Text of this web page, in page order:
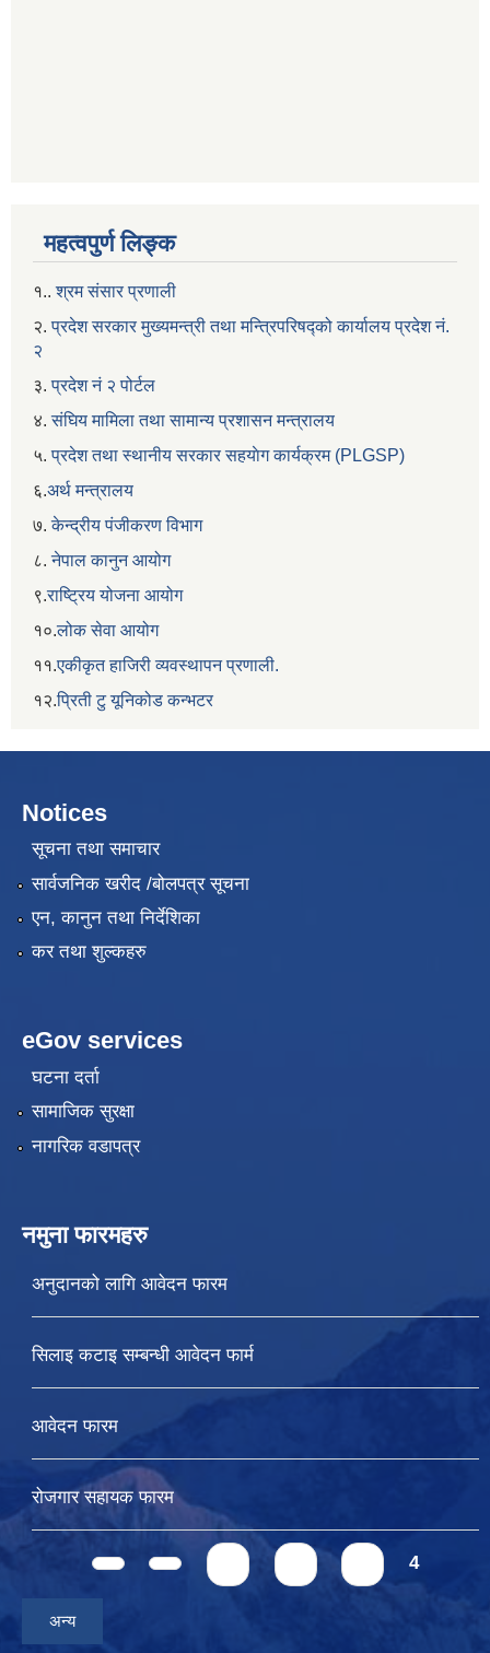
महत्वपुर्ण लिङ्क
१..श्रम संसार प्रणाली
२. प्रदेश सरकार मुख्यमन्त्री तथा मन्त्रिपरिषद्को कार्यालय प्रदेश नं.
२
३.प्रदेश नं २ पोर्टल
४.संघिय मामिला तथा सामान्य प्रशासन मन्त्रालय
५.प्रदेश तथा स्थानीय सरकार सहयाेग कार्यक्रम (PLGSP)
६.अर्थ मन्त्रालय
७.केन्द्रीय पंजीकरण विभाग
८.नेपाल कानुन आयोग
९.राष्ट्रिय योजना आयोग
१०.लोक सेवा आयोग
११.एकीकृत हाजिरी व्यवस्थापन प्रणाली.
१२.प्रिती टु यूनिकोड कन्भटर
Notices
सूचना तथा समाचार
सार्वजनिक खरीद /बोलपत्र सूचना
एन, कानुन तथा निर्देशिका
कर तथा शुल्कहरु
eGov services
घटना दर्ता
सामाजिक सुरक्षा
नागरिक वडापत्र
नमुना फारमहरु
अनुदानको लागि आवेदन फारम
सिलाइ कटाइ सम्बन्धी आवेदन फार्म
आवेदन फारम
रोजगार सहायक फारम
Pages 4
अन्य